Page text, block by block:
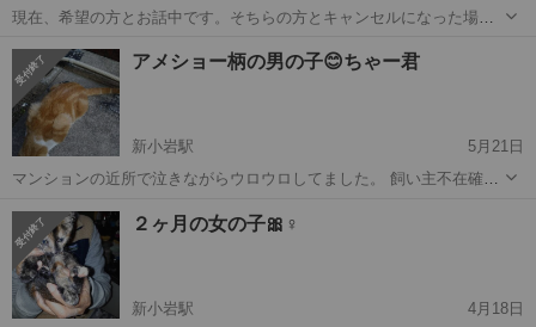
現在、希望の方とお話中です。そちらの方とキャンセルになった場合
至ったやむを得ない事情 家の裏に野良猫が子供を産んだようで子猫が
4匹います。 とても可愛いので...
東京 葛飾区 猫 去勢手術
アメショー柄の男の子😊ちゃー君
新小岩駅
5月21日
マンションの近所で泣きながらウロウロしてました。 飼い主不在確認
が大好きで呼ぶと泣きながら走って来るとても可愛い子です。 最初は
ガリガリに痩せてました...
東京 葛飾区 新小岩駅 猫
２ヶ月の女の子🎀♀
新小岩駅
4月18日